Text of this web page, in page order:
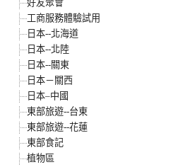
好友聚會
工商服務體驗試用
日本--北海道
日本--北陸
日本--關東
日本－關西
日本–中國
東部旅遊--台東
東部旅遊--花蓮
東部食記
植物區